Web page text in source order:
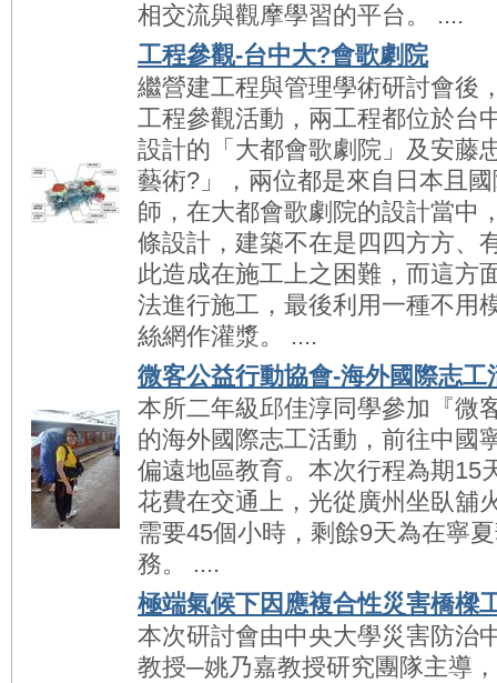
相交流與觀摩學習的平台。 ....
工程參觀-台中大?會歌劇院
繼營建工程與管理學術研討會後
工程參觀活動，兩工程都位於台
設計的「大都會歌劇院」及安藤
藝術?」，兩位都是來自日本且
師，在大都會歌劇院的設計當中
條設計，建築不在是四四方方、
此造成在施工上之困難，而這方
法進行施工，最後利用一種不用
絲網作灌漿。 ....
微客公益行動協會-海外國際志工
本所二年級邱佳淳同學參加『微
的海外國際志工活動，前往中國
偏遠地區教育。本次行程為期15
花費在交通上，光從廣州坐臥舖
需要45個小時，剩餘9天為在寧
務。 ....
極端氣候下因應複合性災害橋樑
本次研討會由中央大學災害防治
教授─姚乃嘉教授研究團隊主導